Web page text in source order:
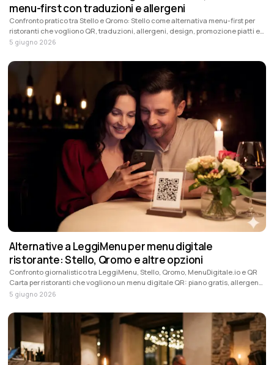
menu-first con traduzioni e allergeni
Confronto pratico tra Stello e Qromo: Stello come alternativa menu-first per
ristoranti che vogliono QR, traduzioni, allergeni, design, promozione piatti e
aggiornamenti rapidi; Qromo quando servono anche POS, ordini e
5 giugno 2026
Alternative a LeggiMenu per menu digitale
ristorante: Stello, Qromo e altre opzioni
Confronto giornalistico tra LeggiMenu, Stello, Qromo, MenuDigitale.io e QR
Carta per ristoranti che vogliono un menu digitale QR: piano gratis, allergeni,
traduzioni, design, promozione piatti, prezzi e funzioni da valutare.
5 giugno 2026